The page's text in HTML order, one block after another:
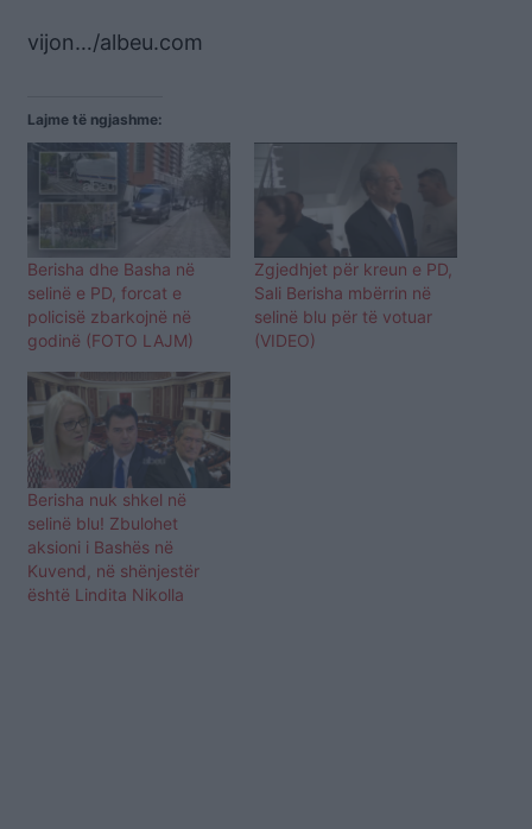
vijon…/albeu.com
Lajme të ngjashme:
Berisha dhe Basha në
selinë e PD, forcat e
policisë zbarkojnë në
godinë (FOTO LAJM)
Zgjedhjet për kreun e PD,
Sali Berisha mbërrin në
selinë blu për të votuar
(VIDEO)
Berisha nuk shkel në
selinë blu! Zbulohet
aksioni i Bashës në
Kuvend, në shënjestër
është Lindita Nikolla